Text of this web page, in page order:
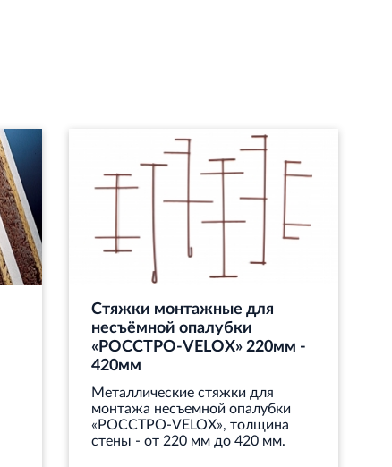
Стяжки монтажные для
несъёмной опалубки
«РОССТРО-VELOX» 220мм -
420мм
Металлические стяжки для
монтажа несъемной опалубки
«РОССТРО-VELOX», толщина
стены - от 220 мм до 420 мм.